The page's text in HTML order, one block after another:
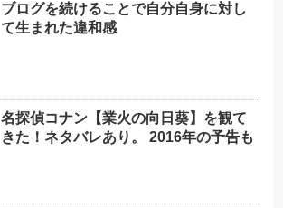
ブログを続けることで自分自身に対し
て生まれた違和感
名探偵コナン【業火の向日葵】を観て
きた！ネタバレあり。 2016年の予告も